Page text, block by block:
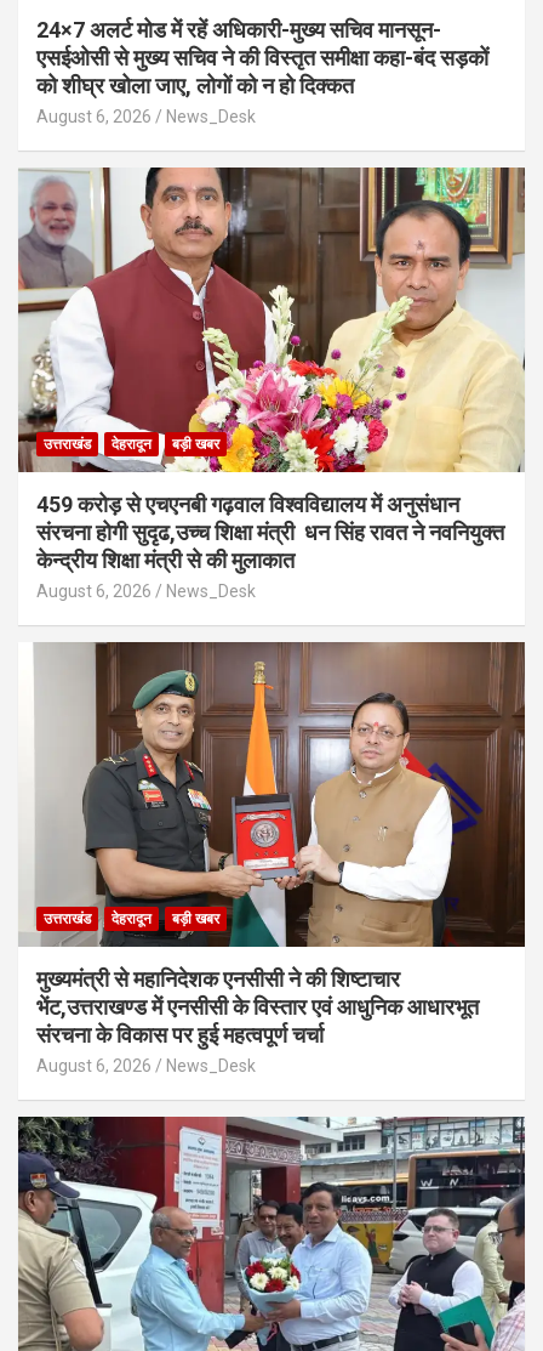
24×7 अलर्ट मोड में रहें अधिकारी-मुख्य सचिव मानसून-
एसईओसी से मुख्य सचिव ने की विस्तृत समीक्षा कहा-बंद सड़कों
को शीघ्र खोला जाए, लोगों को न हो दिक्कत
August 6, 2026 News_Desk
उत्तराखंड देहरादून बड़ी खबर
459 करोड़ से एचएनबी गढ़वाल विश्वविद्यालय में अनुसंधान
संरचना होगी सुदृढ,उच्च शिक्षा मंत्री धन सिंह रावत ने नवनियुक्त
केन्द्रीय शिक्षा मंत्री से की मुलाकात
August 6, 2026 News_Desk
उत्तराखंड देहरादून बड़ी खबर
मुख्यमंत्री से महानिदेशक एनसीसी ने की शिष्टाचार
भेंट,उत्तराखण्ड में एनसीसी के विस्तार एवं आधुनिक आधारभूत
संरचना के विकास पर हुई महत्वपूर्ण चर्चा
August 6, 2026 News_Desk